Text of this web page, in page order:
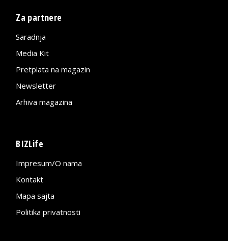
Za partnere
Saradnja
Media Kit
Pretplata na magazin
Newsletter
Arhiva magazina
BIZLife
Impresum/O nama
Kontakt
Mapa sajta
Politika privatnosti